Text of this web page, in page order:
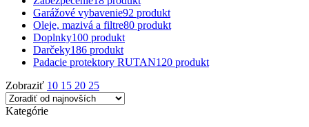
Garážové vybavenie92 produkt
Oleje, mazivá a filtre80 produkt
Doplnky100 produkt
Darčeky186 produkt
Padacie protektory RUTAN120 produkt
Zobraziť 10 15 20 25
Kategórie